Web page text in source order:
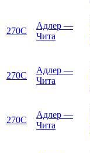
270С
Адлер —
Чита
270С
Адлер —
Чита
270С
Адлер —
Чита